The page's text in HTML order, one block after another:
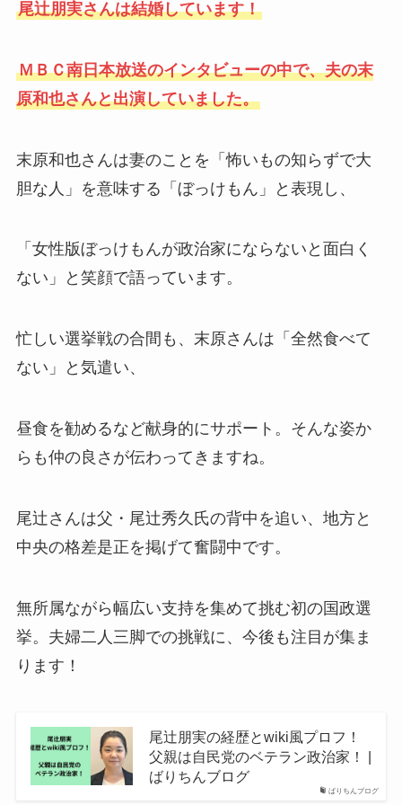
尾辻朋実さんは結婚しています！
ＭＢＣ南日本放送のインタビューの中で、夫の末
原和也さんと出演していました。
末原和也さんは妻のことを「怖いもの知らずで大
胆な人」を意味する「ぼっけもん」と表現し、
「女性版ぼっけもんが政治家にならないと面白く
ない」と笑顔で語っています。
忙しい選挙戦の合間も、末原さんは「全然食べて
ない」と気遣い、
昼食を勧めるなど献身的にサポート。そんな姿か
らも仲の良さが伝わってきますね。
尾辻さんは父・尾辻秀久氏の背中を追い、地方と
中央の格差是正を掲げて奮闘中です。
無所属ながら幅広い支持を集めて挑む初の国政選
挙。夫婦二人三脚での挑戦に、今後も注目が集ま
ります！
ばりちんブログ
尾辻朋実の経歴とwiki風プロフ！
父親は自民党のベテラン政治家！ |
ばりちんブログ